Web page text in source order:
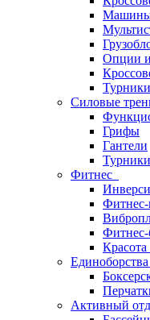
Опции
Силовые
Грифы
Гантели
Фитнес
Фитнес-
Фитнес-
Красота
Единоборства
Активный